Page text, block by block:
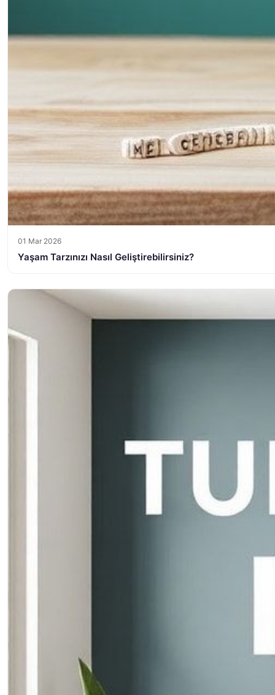
01 Mar 2026
Yaşam Tarzınızı Nasıl Geliştirebilirsiniz?